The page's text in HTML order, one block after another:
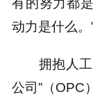
动力是什么。
拥抱人
公司”（OPC